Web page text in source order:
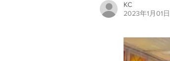
KC
2023年1月01日